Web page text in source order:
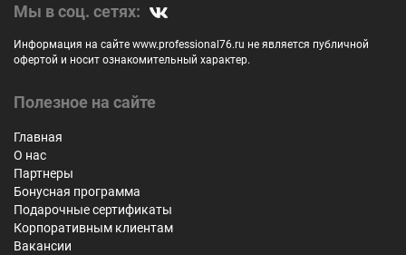
Мы в соц. сетях:
Информация на сайте www.professional76.ru не является публичной
офертой и носит ознакомительный характер.
Полезное на сайте
Главная
О нас
Партнеры
Бонусная программа
Подарочные сертификаты
Корпоративным клиентам
Вакансии